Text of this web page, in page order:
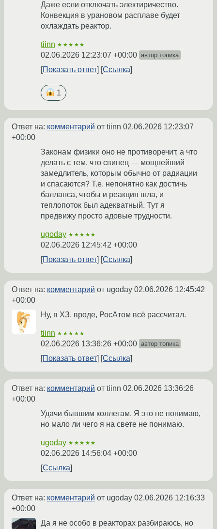
Даже если отключать электиричество.
Конвекция в урановом расплаве будет
охлаждать реактор.
tiinn ★★★★★
02.06.2026 12:23:07 +00:00 автор топика
Показать ответ Ссылка
1
Ответ на: комментарий от tiinn 02.06.2026 12:23:07
+00:00
Законам физики оно не противоречит, а что
делать с тем, что свинец — мощнейший
замедлитель, которым обычно от радиации
и спасаются? Т.е. непонятно как достичь
балланса, чтобы и реакция шла, и
теплопоток был адекватный. Тут я
предвижу просто адовые трудности.
ugoday ★★★★★
02.06.2026 12:45:42 +00:00
Показать ответ
Ссылка
Ответ на: комментарий от ugoday 02.06.2026 12:45:42
+00:00
Ну, я ХЗ, вроде, РосАтом всё рассчитал.
tiinn ★★★★★
02.06.2026 13:36:26 +00:00 автор топика
Показать ответ Ссылка
Ответ на: комментарий от tiinn 02.06.2026 13:36:26
+00:00
Удачи бывшим коллегам. Я это не понимаю,
но мало ли чего я на свете не понимаю.
ugoday ★★★★★
02.06.2026 14:56:04 +00:00
Ссылка
Ответ на: комментарий от ugoday 02.06.2026 12:16:33
+00:00
Да я не особо в реакторах разбираюсь, но